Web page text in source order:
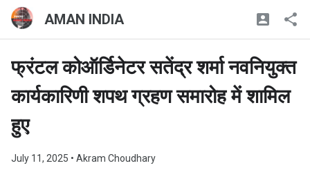
AMAN INDIA
फ्रंटल कोऑर्डिनेटर सतेंद्र शर्मा नवनियुक्त
कार्यकारिणी शपथ ग्रहण समारोह में शामिल
हुए
July 11, 2025 • Akram Choudhary